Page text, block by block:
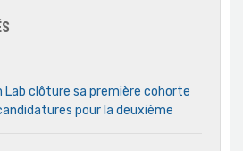
Lab clôture sa première cohorte
pour la deuxième